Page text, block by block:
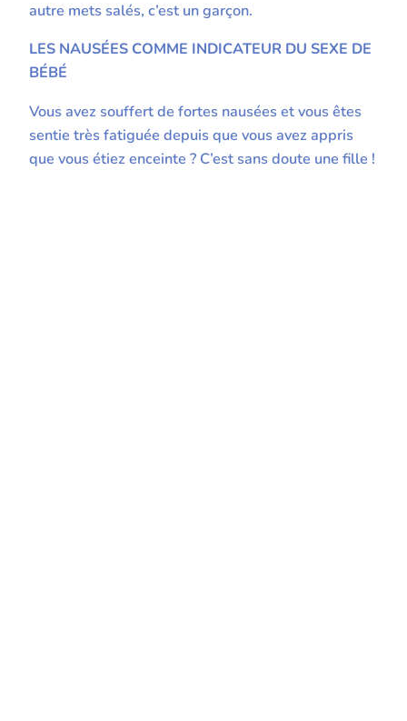
autre mets salés, c’est un garçon.
LES NAUSÉES COMME INDICATEUR DU SEXE DE
BÉBÉ
Vous avez souffert de fortes nausées et vous êtes
sentie très fatiguée depuis que vous avez appris
que vous étiez enceinte ? C’est sans doute une fille !